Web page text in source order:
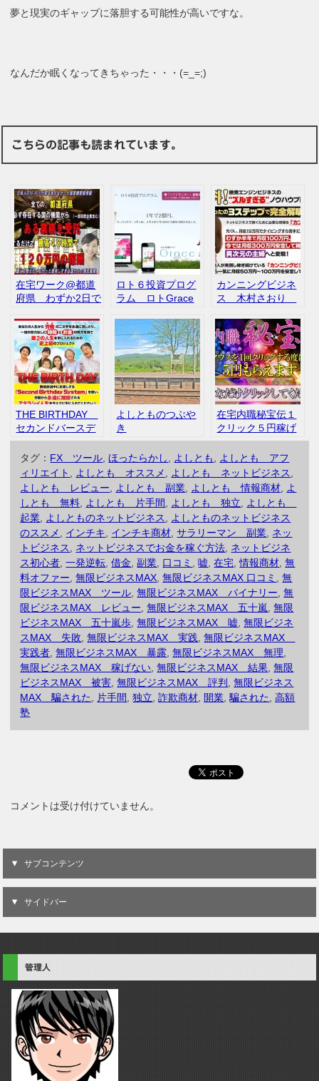
夢と現実のギャップに落胆する可能性が高いですな。
なんだか眠くなってきちゃった・・・(=_=;)
こちらの記事も読まれています。
在宅ワーク@都道
府県 わずか2日で
知らなかった秘密
の内容をご紹介
評判 口コミ
ロト６投資プログ
ラム ロトGrace
ー 評判 口コミ
カンニングビジネ
ス 木村さおり
THE BIRTHDAY
セカンドバースデ
ー 池田よしふ
み 評判 口コミ
よしとものつぶや
き
在宅内職秘宝伝１
クリック５円稼げ
ます 阿部正文
評判 口コミ
タグ： FX ツール ,ほったらかし よしとも
よしとも アフ
ィリエイト
よしとも オススメ よしとも ネットビジネス
よしとも レビュー
よしとも 副業 よしとも 情報商材
よ
しとも 無料
よしとも 片手間 よしとも 独立
よしとも
起業
よしとものネットビジネス
よしとものネットビジネス
のススメ
インチキ インチキ商材 ,サラリーマン 副業 ネッ
トビジネス
ネットビジネスでお金を稼ぐ方法 ネットビジネ
ス初心者 ,一発逆転 ,借金 ,副業 口コミ ,嘘 ,在宅 ,情報商材 ,無
料オファー ,無限ビジネスMAX ,無限ビジネスMAX 口コミ ,無
限ビジネスMAX ツール ,無限ビジネスMAX バイナリー ,無
限ビジネスMAX レビュー ,無限ビジネスMAX 五十嵐 ,無限
ビジネスMAX 五十嵐歩 ,無限ビジネスMAX 嘘 ,無限ビジネ
スMAX 失敗 ,無限ビジネスMAX 実践 ,無限ビジネスMAX
実践者 ,無限ビジネスMAX 暴露 ,無限ビジネスMAX 無理
無限ビジネスMAX 稼げない ,無限ビジネスMAX 結果 ,無限
ビジネスMAX 被害 ,無限ビジネスMAX 評判 ,無限ビジネス
MAX 騙された
片手間 ,独立 ,詐欺商材 開業 ,騙された ,高額
塾
コメントは受け付けていません。
サブコンテンツ
サイドバー
管理人